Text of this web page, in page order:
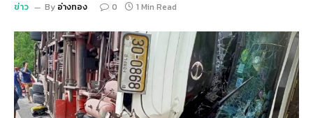
ข่าว By อ่างทอง 0 1 Min Read